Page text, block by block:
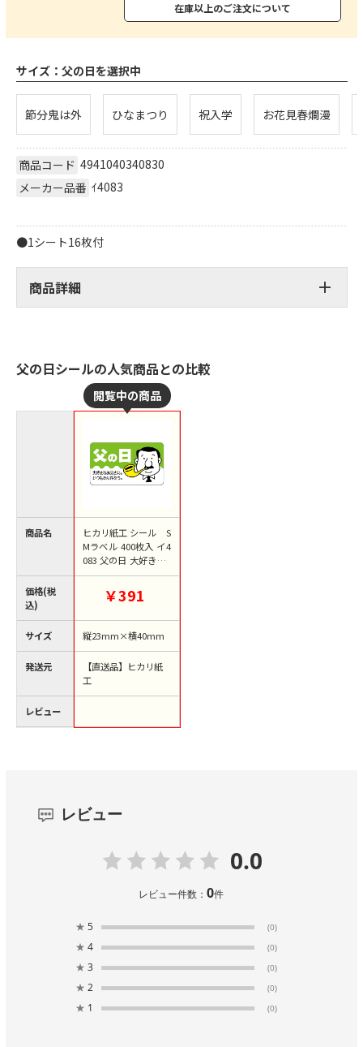
在庫以上のご注文について
サイズ： 父の日を選択中
節分鬼は外 ひなまつり 祝入学 お花見春爛漫
商品コード 4941040340830
メーカー品番 ｲ4083
●1シート16枚付
商品詳細
父の日シールの人気商品との比較
商品名
価格(税
込)
サイズ
発送元
レビュー
ヒカリ紙工 シール S
Mラベル 400枚入 イ4
083 父の日 大好き 1
袋（ご注文単位1袋）
￥391
縦23mm×横40mm
【直送品】ヒカリ紙
工
レビュー
0.0
レビュー件数：0件
★ 5 (0)
★ 4 (0)
★ 3 (0)
★ 2 (0)
★ 1 (0)